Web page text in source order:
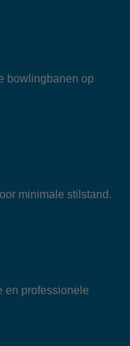
bowlingbanen op
minimale stilstand.
en professionele